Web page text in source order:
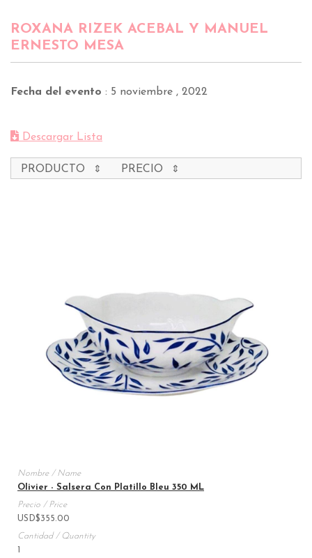
ROXANA RIZEK ACEBAL Y MANUEL
ERNESTO MESA
Fecha del evento : 5 noviembre , 2022
Descargar Lista
PRODUCTO PRECIO
Olivier - Salsera Con Platillo Bleu 350 ML
USD$355.00